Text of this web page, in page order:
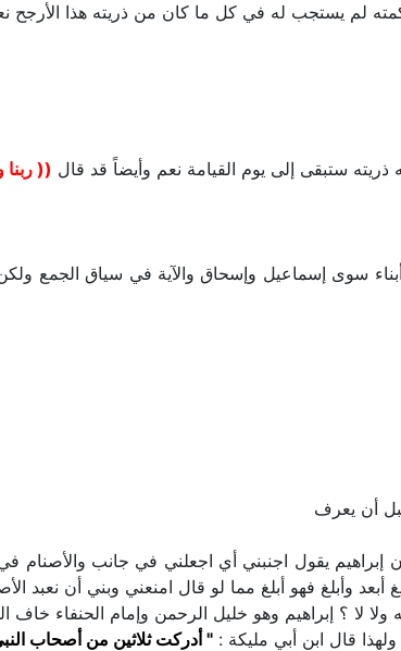
بحكمته لم يستجب له في كل ما كان من ذريته هذا الأرجح
ذريته ستبقى إلى يوم القيامة نعم وأيضاً قد قال ((
أبناء سوى إسماعيل وإسحاق والآية في سياق الجمع
أن يعرف
يقول اجنبني أي اجعلني في جانب والأصنام
وأبلغ فهو أبلغ مما لو قال امنعني وبني أن نعبد
لا ؟ إبراهيم وهو خليل الرحمن وإمام الحنفاء خاف
قال ابن أبي مليكة :" أدركت ثلاثين من أصحاب